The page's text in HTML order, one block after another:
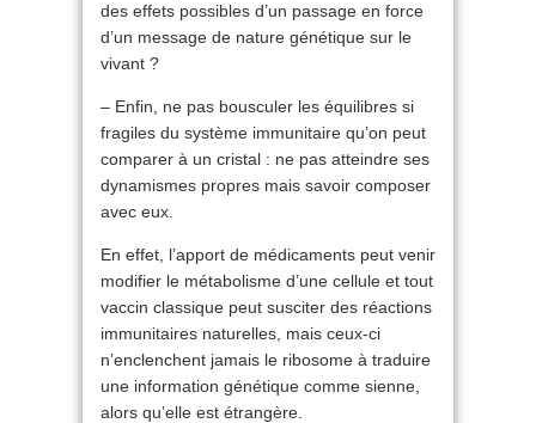
des effets possibles d’un passage en force
d’un message de nature génétique sur le
vivant ?
– Enfin, ne pas bousculer les équilibres si
fragiles du système immunitaire qu’on peut
comparer à un cristal : ne pas atteindre ses
dynamismes propres mais savoir composer
avec eux.
En effet, l’apport de médicaments peut venir
modifier le métabolisme d’une cellule et tout
vaccin classique peut susciter des réactions
immunitaires naturelles, mais ceux-ci
n’enclenchent jamais le ribosome à traduire
une information génétique comme sienne,
alors qu’elle est étrangère.